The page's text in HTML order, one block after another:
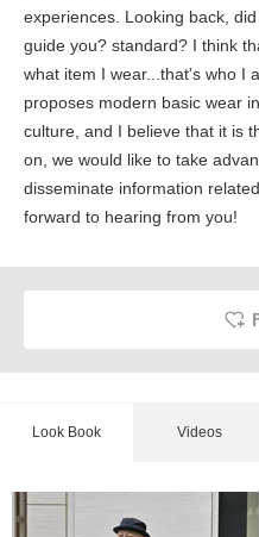
experiences. Looking back,
guide you? standard? I think
what item I wear...that's who I
proposes modern basic wear
culture, and I believe that it is
on, we would like to take
disseminate information
forward to hearing from you!
Look Book Videos